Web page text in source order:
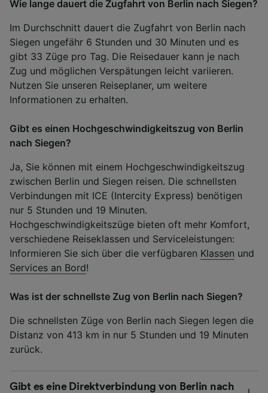
Wie lange dauert die Zugfahrt von Berlin nach Siegen?
Im Durchschnitt dauert die Zugfahrt von Berlin nach
Siegen ungefähr 6 Stunden und 30 Minuten und es
gibt 33 Züge pro Tag. Die Reisedauer kann je nach
Zug und möglichen Verspätungen leicht variieren.
Nutzen Sie unseren Reiseplaner, um weitere
Informationen zu erhalten.
Gibt es einen Hochgeschwindigkeitszug von Berlin
nach Siegen?
Ja, Sie können mit einem Hochgeschwindigkeitszug
zwischen Berlin und Siegen reisen. Die schnellsten
Verbindungen mit ICE (Intercity Express) benötigen
nur 5 Stunden und 19 Minuten.
Hochgeschwindigkeitszüge bieten oft mehr Komfort,
verschiedene Reiseklassen und Serviceleistungen:
Informieren Sie sich über die verfügbaren Klassen und
Services an Bord!
Was ist der schnellste Zug von Berlin nach Siegen?
Die schnellsten Züge von Berlin nach Siegen legen die
Distanz von 413 km in nur 5 Stunden und 19 Minuten
zurück.
Gibt es eine Direktverbindung von Berlin nach